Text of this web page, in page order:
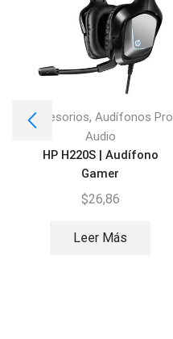
Accesorios, Audífonos Pro
Audio
HP H220S | Audífono
Gamer
$26,86
Leer Más